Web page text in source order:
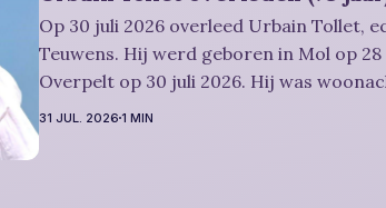
Op 30 juli 2026 overleed Urbain Tollet,
Teuwens. Hij werd geboren in Mol op
Overpelt op 30 juli 2026. Hij was
Rouwbericht Severens: De afscheidsviering van Urbain waarop u
31 JUL. 2026 1 MIN